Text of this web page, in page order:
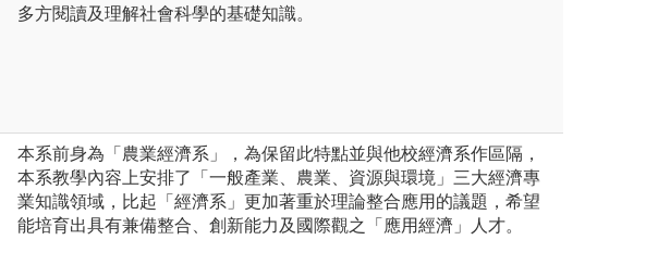
多方閱讀及理解社會科學的基礎知識。
本系前身為「農業經濟系」，為保留此特點並與他校經濟系作區隔，
本系教學內容上安排了「一般產業、農業、資源與環境」三大經濟專
業知識領域，比起「經濟系」更加著重於理論整合應用的議題，希望
能培育出具有兼備整合、創新能力及國際觀之「應用經濟」人才。